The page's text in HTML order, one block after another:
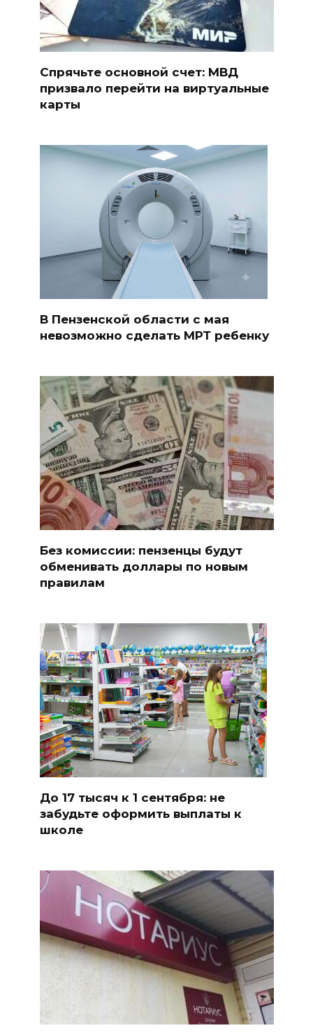
Спрячьте основной счет: МВД
призвало перейти на виртуальные
карты
В Пензенской области с мая
невозможно сделать МРТ ребенку
Без комиссии: пензенцы будут
обменивать доллары по новым
правилам
До 17 тысяч к 1 сентября: не
забудьте оформить выплаты к
школе